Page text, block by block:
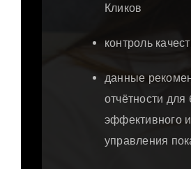
Кликов
контроль
данные
отчётности для
эффективного
управления